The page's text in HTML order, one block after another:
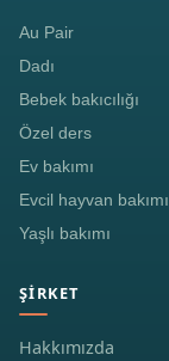
Au Pair
Dadı
Bebek bakıcılığı
Özel ders
Ev bakımı
Evcil hayvan bakımı
Yaşlı bakımı
ŞIRKET
Hakkımızda